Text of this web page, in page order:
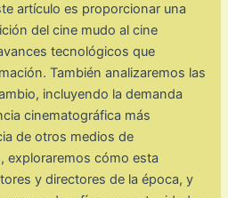
artículo es proporcionar una
del cine mudo al cine
tecnológicos que
También analizaremos las
incluyendo la demanda
cinematográfica más
de otros medios de
exploraremos cómo esta
y directores de la época, y